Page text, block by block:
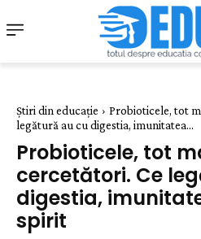
Știri din educație
Probioticele, tot
legătură au cu digestia, imunitatea...
Probioticele, tot
cercetători. Ce
digestia,
spirit